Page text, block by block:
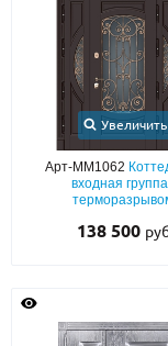
ПН-
Увеличить
Арт-ММ1062
входная
с МДФ отделкой,
138 500